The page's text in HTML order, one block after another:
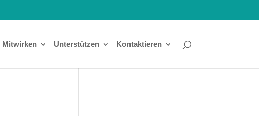
Mitwirken Unterstützen Kontaktieren